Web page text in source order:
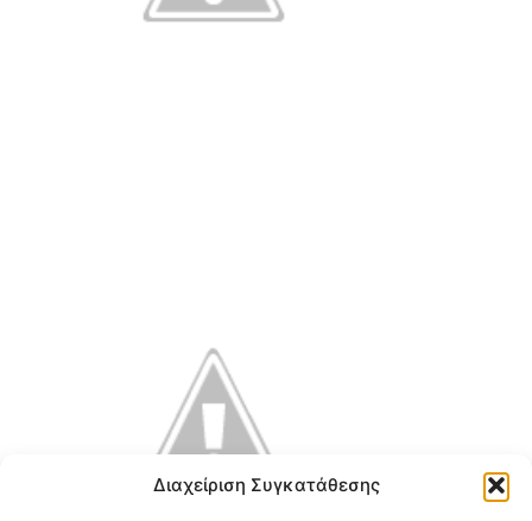
Διαχείριση Συγκατάθεσης